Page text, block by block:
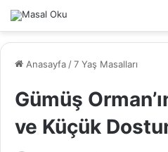
Anasayfa /7 Yaş Masalları
Gümüş
ve Küçük